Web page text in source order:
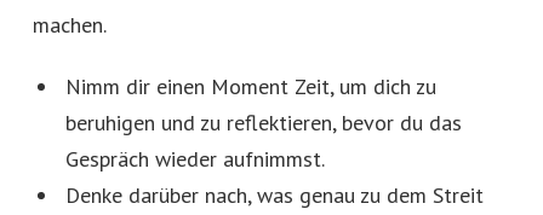
machen.
Nimm dir einen Moment Zeit, um dich zu
beruhigen und zu reflektieren, bevor du das
Gespräch wieder aufnimmst.
Denke darüber nach, was genau zu dem Streit